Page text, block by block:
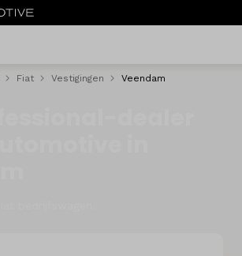
Fiat Vestigingen Veendam